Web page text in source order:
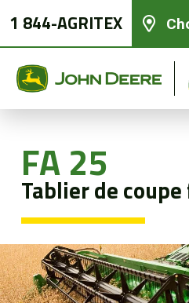
1 844-AGRITEX
FA 25
Tablier de
Équipements neufs
Équipements usagés
Pièces et services